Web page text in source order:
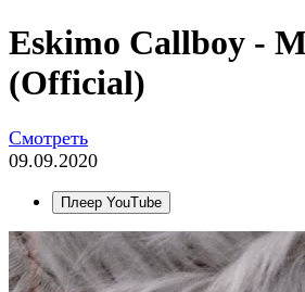
Eskimo Callboy -
(Official)
Смотреть
09.09.2020
Плеер YouTube